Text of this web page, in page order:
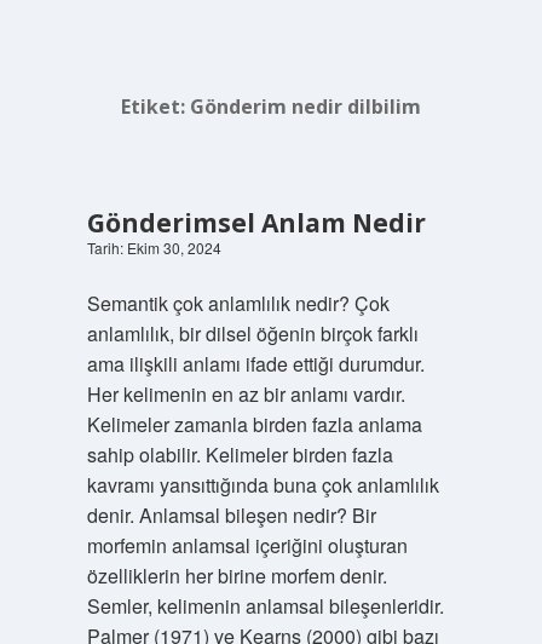
Etiket: Gönderim nedir dilbilim
Gönderimsel Anlam Nedir
Tarih: Ekim 30, 2024
Semantik çok anlamlılık nedir? Çok
anlamlılık, bir dilsel öğenin birçok farklı
ama ilişkili anlamı ifade ettiği durumdur.
Her kelimenin en az bir anlamı vardır.
Kelimeler zamanla birden fazla anlama
sahip olabilir. Kelimeler birden fazla
kavramı yansıttığında buna çok anlamlılık
denir. Anlamsal bileşen nedir? Bir
morfemin anlamsal içeriğini oluşturan
özelliklerin her birine morfem denir.
Semler, kelimenin anlamsal bileşenleridir.
Palmer (1971) ve Kearns (2000) gibi bazı